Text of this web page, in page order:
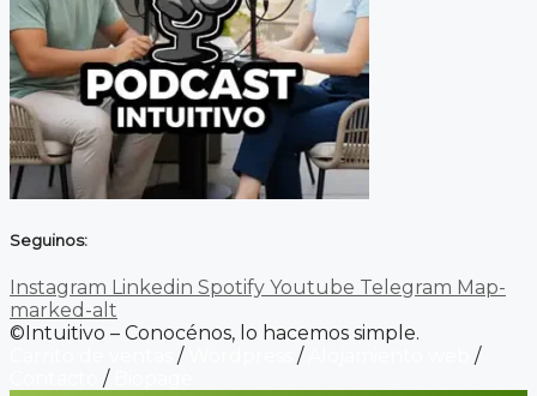
Seguinos:
Instagram Linkedin Spotify Youtube Telegram Map-
marked-alt
©Intuitivo – Conocénos, lo hacemos simple.
/ /
/
/